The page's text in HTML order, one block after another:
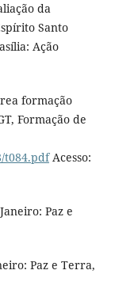
da
Santo
Ação
formação
Formação de
t084.pdfAcesso:
Paz e
Paz e Terra,